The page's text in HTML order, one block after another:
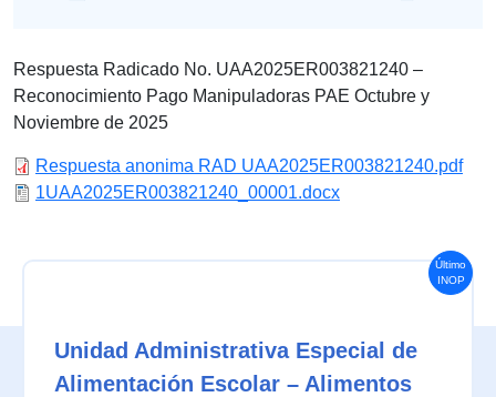
Último
INOP
Respuesta Radicado No. UAA2025ER003821240 –
Reconocimiento Pago Manipuladoras PAE Octubre y
Noviembre de 2025
Respuesta anonima RAD UAA2025ER003821240.pdf
1UAA2025ER003821240_00001.docx
Unidad Administrativa Especial de
Alimentación Escolar – Alimentos